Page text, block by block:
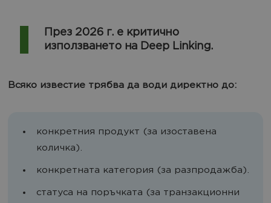
През 2026 г. е критично
използването на Deep Linking.
Всяко известие трябва да води директно до:
конкретния продукт (за изоставена
количка).
конкретната категория (за разпродажба).
статуса на поръчката (за транзакционни